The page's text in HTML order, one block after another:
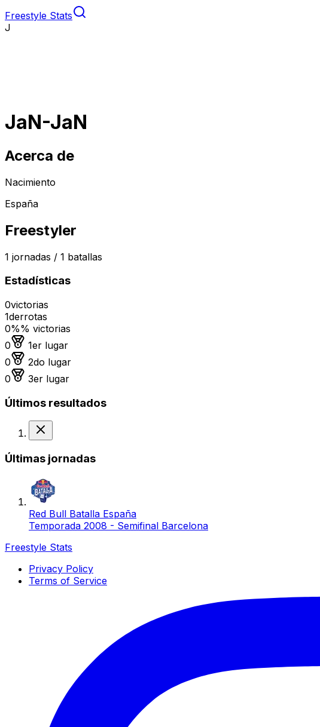
Freestyle Stats
J
JaN-JaN
Acerca de
Nacimiento
España
Freestyler
1 jornadas / 1 batallas
Estadísticas
0victorias
1derrotas
0%% victorias
0
Medalla de oro
1er lugar
0
Medalla de plata
2do lugar
0
Medalla de bronce
3er lugar
Últimos resultados
Últimas jornadas
Red Bull Batalla España
Temporada 2008 - Semifinal Barcelona
Freestyle Stats
Privacy Policy
Terms of Service